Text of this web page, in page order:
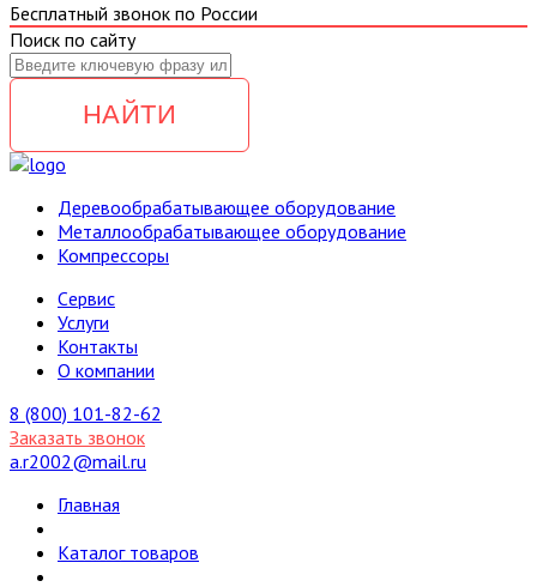
Бесплатный звонок по России
Поиск по сайту
НАЙТИ
Деревообрабатывающее оборудование
Металлообрабатывающее оборудование
Компрессоры
Cервис
Услуги
Контакты
О компании
8 (800) 101-82-62
Заказать звонок
a.r2002@mail.ru
Главная
Каталог товаров